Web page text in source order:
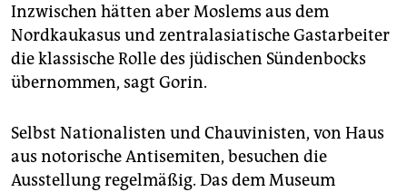
Inzwischen hätten aber Moslems aus dem
Nordkaukasus und zentralasiatische Gastarbeiter
die klassische Rolle des jüdischen Sündenbocks
übernommen, sagt Gorin.
Selbst Nationalisten und Chauvinisten, von Haus
aus notorische Antisemiten, besuchen die
Ausstellung regelmäßig. Das dem Museum